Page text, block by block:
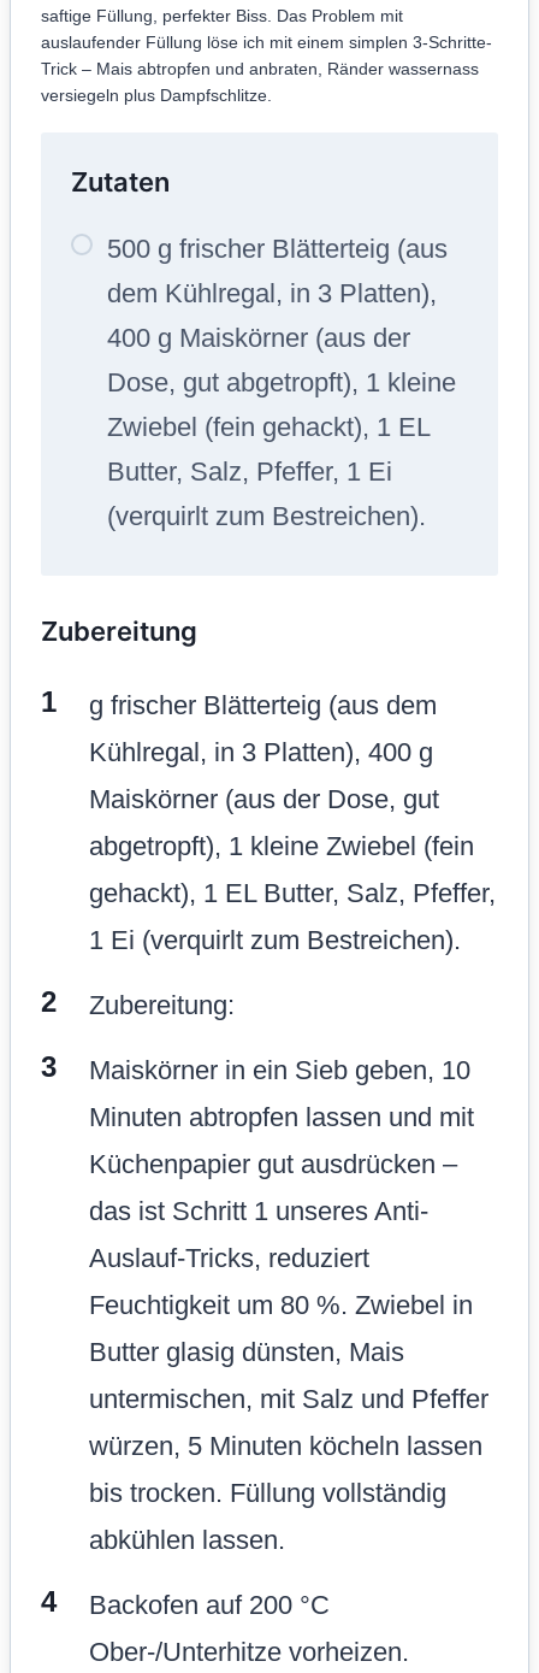
saftige Füllung, perfekter Biss. Das Problem mit
auslaufender Füllung löse ich mit einem simplen 3-Schritte-
Trick – Mais abtropfen und anbraten, Ränder wassernass
versiegeln plus Dampfschlitze.
Zutaten
500 g frischer Blätterteig (aus
dem Kühlregal, in 3 Platten),
400 g Maiskörner (aus der
Dose, gut abgetropft), 1 kleine
Zwiebel (fein gehackt), 1 EL
Butter, Salz, Pfeffer, 1 Ei
(verquirlt zum Bestreichen).
Zubereitung
g frischer Blätterteig (aus dem
Kühlregal, in 3 Platten), 400 g
Maiskörner (aus der Dose, gut
abgetropft), 1 kleine Zwiebel (fein
gehackt), 1 EL Butter, Salz, Pfeffer,
1 Ei (verquirlt zum Bestreichen).
Zubereitung:
Maiskörner in ein Sieb geben, 10
Minuten abtropfen lassen und mit
Küchenpapier gut ausdrücken –
das ist Schritt 1 unseres Anti-
Auslauf-Tricks, reduziert
Feuchtigkeit um 80 %. Zwiebel in
Butter glasig dünsten, Mais
untermischen, mit Salz und Pfeffer
würzen, 5 Minuten köcheln lassen
bis trocken. Füllung vollständig
abkühlen lassen.
Backofen auf 200 °C
Ober-/Unterhitze vorheizen.